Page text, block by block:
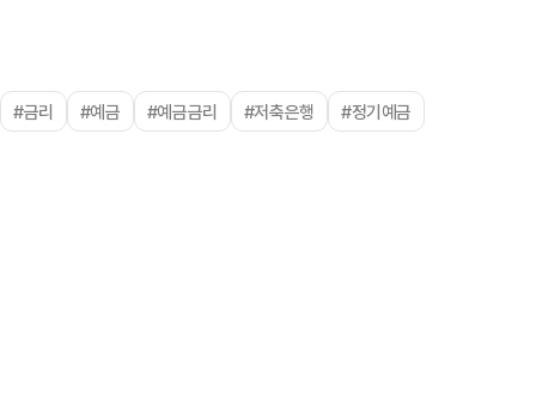
#금리 #예금 #예금금리 #저축은행 #정기예금